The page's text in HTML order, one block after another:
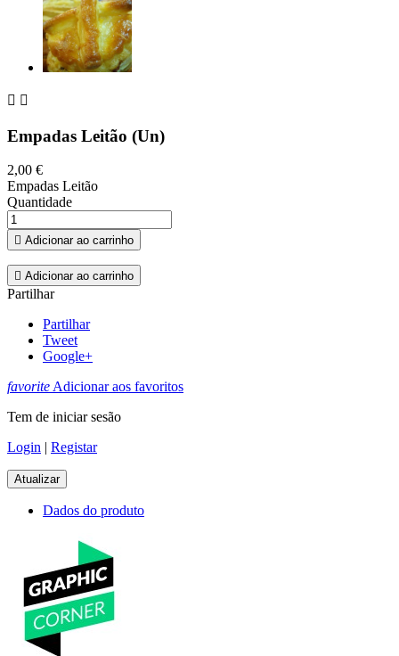
 
Empadas Leitão (Un)
2,00 €
Empadas Leitão
Quantidade
 Adicionar ao carrinho
 Adicionar ao carrinho
Partilhar
Partilhar
Tweet
Google+
favoriteAdicionar aos favoritos
Tem de iniciar sesão
Login | Registar
Dados do produto